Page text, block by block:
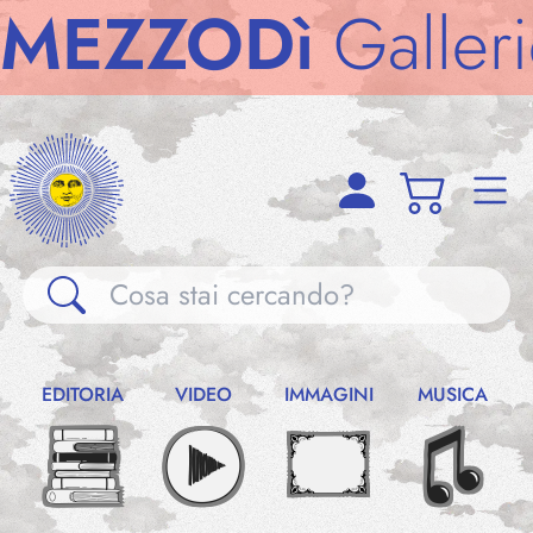
Gallerie
Gallerie
Notizie
EDITORIA VIDEO IMMAGINI MUSICA